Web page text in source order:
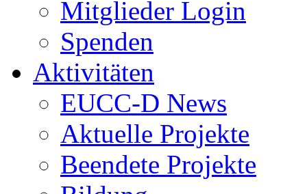
Mitglieder Login
Spenden
Aktivitäten
EUCC-D News
Aktuelle Projekte
Beendete Projekte